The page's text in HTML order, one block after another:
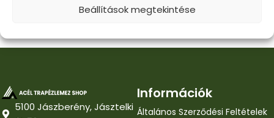
Beállítások megtekintése
5100 Jászberény, Jásztelki
Információk
Általános Szerződési Feltételek